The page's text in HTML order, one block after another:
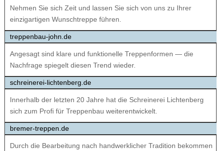
Nehmen Sie sich Zeit und lassen Sie sich von uns zu Ihrer
einzigartigen Wunschtreppe führen.
treppenbau-john.de
Angesagt sind klare und funktionelle Treppenformen — die
Nachfrage spiegelt diesen Trend wieder.
schreinerei-lichtenberg.de
Innerhalb der letzten 20 Jahre hat die Schreinerei Lichtenberg
sich zum Profi für Treppenbau weiterentwickelt.
bremer-treppen.de
Durch die Bearbeitung nach handwerklicher Tradition bekommen